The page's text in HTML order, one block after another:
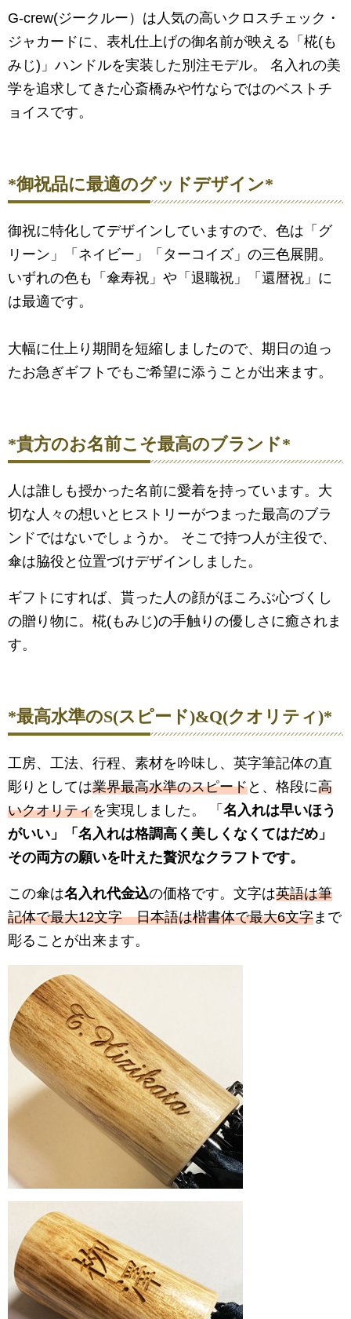
G-crew(ジークルー）は人気の高いクロスチェック・
ジャカードに、表札仕上げの御名前が映える「椛(も
みじ)」ハンドルを実装した別注モデル。 名入れの美
学を追求してきた心斎橋みや竹ならではのベストチ
ョイスです。
*御祝品に最適のグッドデザイン*
御祝に特化してデザインしていますので、色は「グ
リーン」「ネイビー」「ターコイズ」の三色展開。
いずれの色も「傘寿祝」や「退職祝」「還暦祝」に
は最適です。
大幅に仕上り期間を短縮しましたので、期日の迫っ
たお急ぎギフトでもご希望に添うことが出来ます。
*貴方のお名前こそ最高のブランド*
人は誰しも授かった名前に愛着を持っています。大
切な人々の想いとヒストリーがつまった最高のブラ
ンドではないでしょうか。 そこで持つ人が主役で、
傘は脇役と位置づけデザインしました。
ギフトにすれば、貰った人の顔がほころぶ心づくし
の贈り物に。椛(もみじ)の手触りの優しさに癒されま
す。
*最高水準のS(スピード)&Q(クオリティ)*
工房、工法、行程、素材を吟味し、英字筆記体の直
彫りとしては業界最高水準のスピードと、格段に高
いクオリティを実現しました。 「 名入れは早いほう
がいい 」「 名入れは格調高く美しくなくてはだめ 」
その両方の願いを叶えた贅沢なクラフトです。
この傘は名入れ代金込の価格です。文字は英語は筆
記体で最大12文字 日本語は楷書体で最大6文字 まで
彫ることが出来ます。